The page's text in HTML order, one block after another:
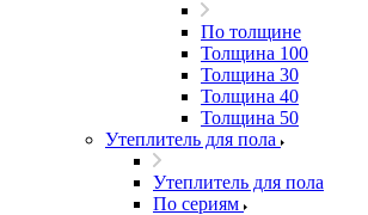
По толщине
Толщина 100
Толщина 30
Толщина 40
Толщина 50
Утеплитель для пола
Утеплитель для пола
По сериям